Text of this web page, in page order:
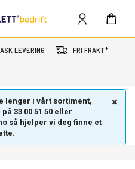
LEVERING FRI FRAKT*
lenger i vårt sortiment,
33 00 51 50 eller
så hjelper vi deg finne et